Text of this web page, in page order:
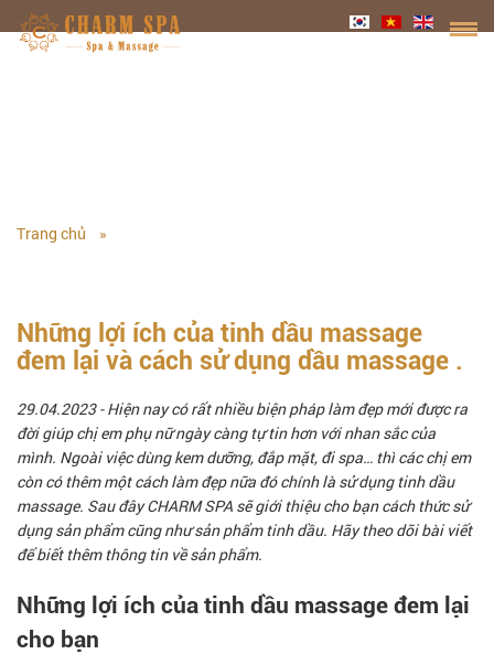
Trang chủ
Những lợi ích của tinh dầu massage
đem lại và cách sử dụng dầu massage .
29.04.2023- Hiện nay có rất nhiều biện pháp làm đẹp mới được ra
đời giúp chị em phụ nữ ngày càng tự tin hơn với nhan sắc của
mình. Ngoài việc dùng kem dưỡng, đắp mặt, đi spa… thì các chị em
còn có thêm một cách làm đẹp nữa đó chính là sử dụng tinh dầu
massage. Sau đây CHARM SPA sẽ giới thiệu cho bạn cách thức sử
dụng sản phẩm cũng như sản phẩm tinh dầu. Hãy theo dõi bài viết
để biết thêm thông tin về sản phẩm.
Những lợi ích của tinh dầu massage đem lại
cho bạn